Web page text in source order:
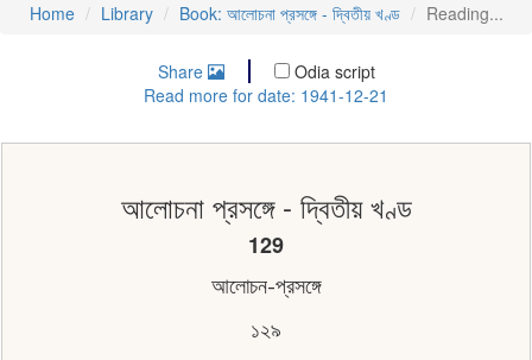
Home Library Book: আলোচনা প্রসঙ্গে - দ্বিতীয় খণ্ড Reading...
Share
Odia script
Read more for date: 1941-12-21
আলোচনা প্রসঙ্গে - দ্বিতীয় খণ্ড
129
আলােচন-প্রসঙ্গে
১২৯